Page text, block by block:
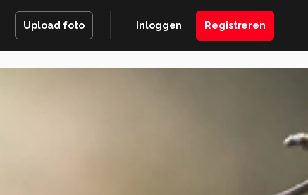
Upload foto Inloggen Registreren